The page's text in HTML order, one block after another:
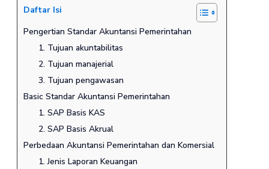
Daftar Isi
Pengertian Standar Akuntansi Pemerintahan
1. Tujuan akuntabilitas
2. Tujuan manajerial
3. Tujuan pengawasan
Basic Standar Akuntansi Pemerintahan
1. SAP Basis KAS
2. SAP Basis Akrual
Perbedaan Akuntansi Pemerintahan dan Komersial
1. Jenis Laporan Keuangan